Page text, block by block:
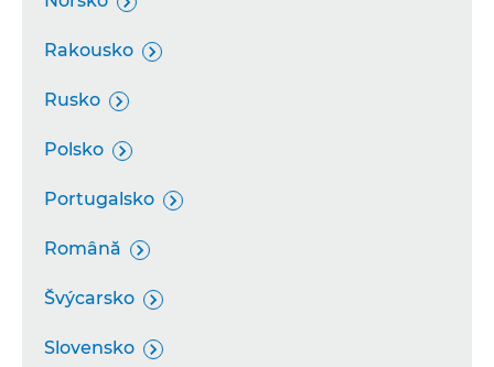
Rakousko 
Rusko 
Polsko 
Portugalsko 
Română 
Švýcarsko 
Slovensko 